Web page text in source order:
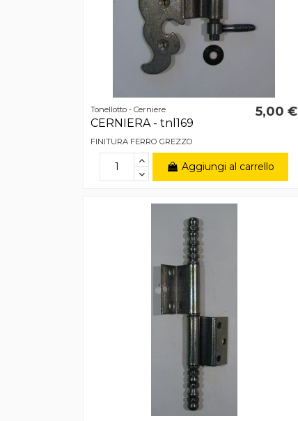
Tonellotto - Cerniere
CERNIERA - tnl169
5,00 €
FINITURA FERRO GREZZO
Aggiungi al carrello